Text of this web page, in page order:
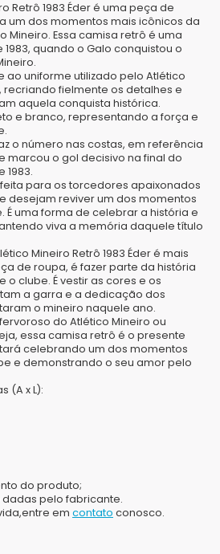
Retrô 1983 Éder é uma peça de
um dos momentos mais icônicos da
Mineiro. Essa camisa retrô é uma
quando o Galo conquistou o
ao uniforme utilizado pelo Atlético
fielmente os detalhes e
aquela conquista histórica.
e branco, representando a força e
o número nas costas, em referência
marcou o gol decisivo na final do
1983.
para os torcedores apaixonados
desejam reviver um dos momentos
É uma forma de celebrar a história e
viva a memória daquele título
Mineiro Retrô 1983 Éder é mais
de roupa, é fazer parte da história
o clube. É vestir as cores e os
a garra e a dedicação dos
o mineiro naquele ano.
do Atlético Mineiro ou
essa camisa retrô é o presente
celebrando um dos momentos
e demonstrando o seu amor pelo
(A x L):
do produto;
pelo fabricante.
em contato conosco.